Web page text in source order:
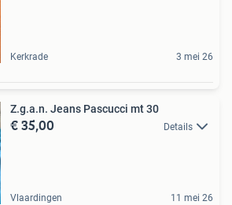
Kerkrade 3 mei 26
Z.g.a.n. Jeans Pascucci mt 30
€ 35,00 Details
Vlaardingen 11 mei 26